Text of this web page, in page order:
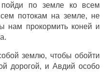
по земле ко всем
потокам на земле, не
нам прокормить коней и
землю, чтобы обойти
дорогой, и Авдий особо